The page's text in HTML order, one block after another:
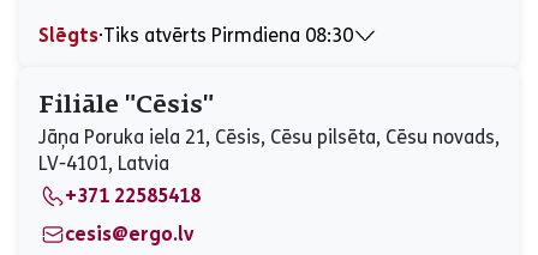
Slēgts⋅Tiks atvērts Pirmdiena 08:30
Otrdiena
08:30 - 17:00
Trešdiena
08:30 - 17:00
Ceturtdiena
08:30 - 17:00
Piektdiena
Sestdiena
Slēgts
Svētdiena
Slēgts
Filiāle "Cēsis"
Jāņa Poruka iela 21, Cēsis, Cēsu pilsēta, Cēsu novads,
LV-4101, Latvia
+371 22585418
cesis@ergo.lv